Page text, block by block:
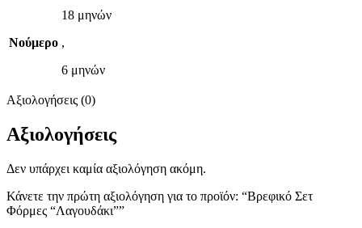
Νούμερο
18 μηνών
,
6 μηνών
Αξιολογήσεις (0)
Αξιολογήσεις
Δεν υπάρχει καμία αξιολόγηση ακόμη.
Κάνετε την πρώτη αξιολόγηση για το προϊόν: “Βρεφικό Σετ
Φόρμες “Λαγουδάκι””